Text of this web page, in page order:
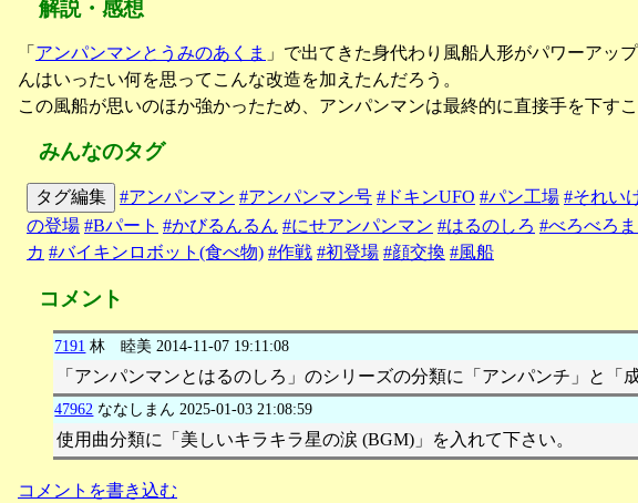
解説・感想
「 アンパンマンとうみのあくま 」で出てきた身代わり風船人形がパワーアッ
んはいったい何を思ってこんな改造を加えたんだろう。
この風船が思いのほか強かったため、アンパンマンは最終的に直接手を下すこ
みんなのタグ
タグ編集 #アンパンマン #アンパンマン号 #ドキンUFO #パン工場 #それい
の登場 #Bパート #かびるんるん #にせアンパンマン #はるのしろ #べろべろ
カ #バイキンロボット(食べ物) #作戦 #初登場 #顔交換 #風船
コメント
7191 林 睦美 2014-11-07 19:11:08
「アンパンマンとはるのしろ」のシリーズの分類に「アンパンチ」と「
47962 ななしまん 2025-01-03 21:08:59
使用曲分類に「美しいキラキラ星の涙 (BGM)」を入れて下さい。
コメントを書き込む